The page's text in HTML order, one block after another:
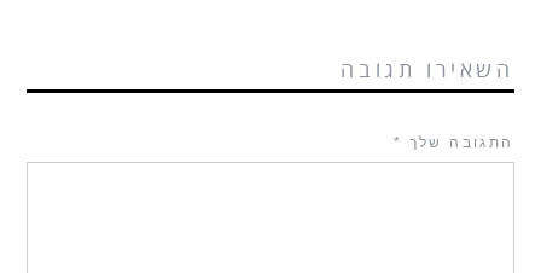
השאירו תגובה
התגובה שלך *